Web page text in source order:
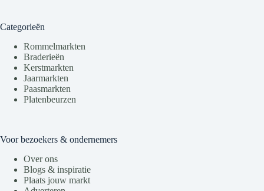
Categorieën
Rommelmarkten
Braderieën
Kerstmarkten
Jaarmarkten
Paasmarkten
Platenbeurzen
Voor bezoekers & ondernemers
Over ons
Blogs & inspiratie
Plaats jouw markt